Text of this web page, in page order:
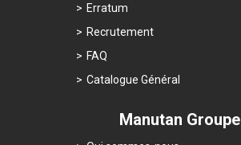
Erratum
Recrutement
FAQ
Catalogue Général
Manutan Groupe